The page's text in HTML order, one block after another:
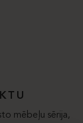
mēbeļu sērija,